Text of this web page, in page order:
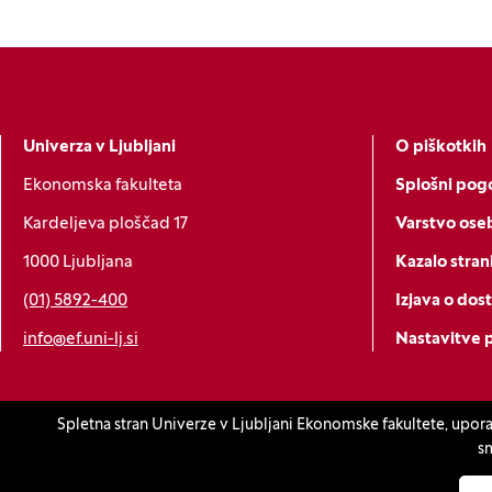
Spletna stran Univerze v Ljubljani Ekonomske fakultete,
Univerza v Ljubljani
Ekonomska fakulteta
Kardeljeva ploščad 17
1000 Ljubljana
(01) 5892-400
info@ef.uni-lj.si
O piškotkih
Splošni
Varstvo
Kazalo
Izjava o
Nastavitve
Akreditacije